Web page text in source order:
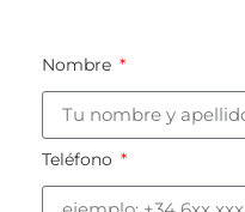
Nombre
Teléfono